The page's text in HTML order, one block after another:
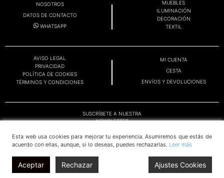
NOSOTROS
DATOS DE CONTACTO
WHATSAPP
MUEBLES
ILUMINACIÓN
DECORACIÓN
TEXTIL
AVISO LEGAL
PRIVACIDAD
POLÍTICA DE COOKIES
TÉRMINOS Y CONDICIONES
MI CUENTA
CESTA
ENVÍOS Y DEVOLUCIONES
SUSCRÍBETE A NUESTRA
NEWSLETTER
© THALES DE MILETO 2025
Esta web usa cookies para mejorar tu experiencia. Asumiremos que estás de
acuerdo con ellas, aunque, si lo deseas, puedes rechazarlas. Leer más
Aceptar Rechazar Ajustes Cookies